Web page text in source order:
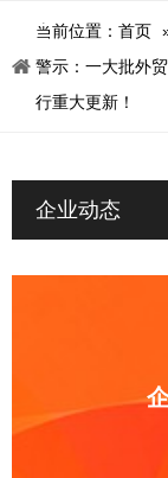
当前位置： 首页
警示：一大批外
行重大更新！
企业动态